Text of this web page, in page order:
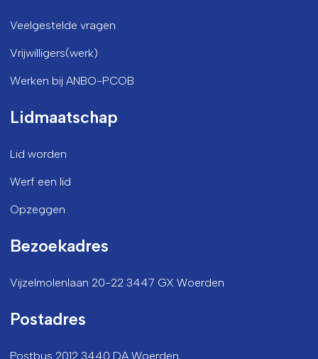
Veelgestelde vragen
Vrijwilligers(werk)
Werken bij ANBO-PCOB
Lidmaatschap
Lid worden
Werf een lid
Opzeggen
Bezoekadres
Vijzelmolenlaan 20-22 3447 GX Woerden
Postadres
Postbus 2012 3440 DA Woerden